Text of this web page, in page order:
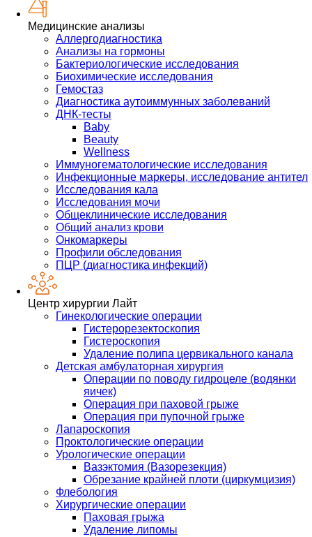
Медицинские анализы
Аллергодиагностика
Анализы на гормоны
Бактериологические исследования
Биохимические исследования
Гемостаз
Диагностика аутоиммунных заболеваний
ДНК-тесты
Baby
Beauty
Wellness
Иммуногематологические исследования
Инфекционные маркеры, исследование антител
Исследования кала
Исследования мочи
Общеклинические исследования
Общий анализ крови
Онкомаркеры
Профили обследования
ПЦР (диагностика инфекций)
Центр хирургии Лайт
Гинекологические операции
Гистерорезектоскопия
Гистероскопия
Удаление полипа цервикального канала
Детская амбулаторная хирургия
Операции по поводу гидроцеле (водянки
яичек)
Операция при паховой грыже
Операция при пупочной грыже
Лапароскопия
Проктологические операции
Урологические операции
Вазэктомия (Вазорезекция)
Обрезание крайней плоти (циркумцизия)
Флебология
Хирургические операции
Паховая грыжа
Удаление липомы